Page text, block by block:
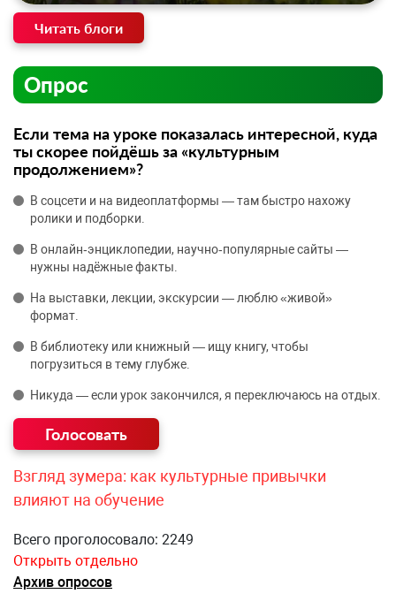
Читать блоги
Опрос
Если тема на уроке показалась интересной, куда
ты скорее пойдёшь за «культурным
продолжением»?
В соцсети и на видеоплатформы — там быстро нахожу
ролики и подборки.
В онлайн‑энциклопедии, научно‑популярные сайты —
нужны надёжные факты.
На выставки, лекции, экскурсии — люблю «живой»
формат.
В библиотеку или книжный — ищу книгу, чтобы
погрузиться в тему глубже.
Никуда — если урок закончился, я переключаюсь на отдых.
Взгляд зумера: как культурные привычки
влияют на обучение
Всего проголосовало: 2249
Открыть отдельно
Архив опросов